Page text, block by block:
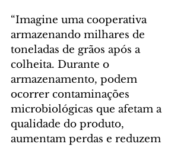
“Imagine uma cooperativa
armazenando milhares de
toneladas de grãos após a
colheita. Durante o
armazenamento, podem
ocorrer contaminações
microbiológicas que afetam a
qualidade do produto,
aumentam perdas e reduzem